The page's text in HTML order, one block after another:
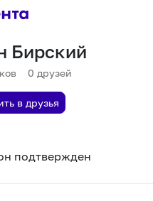
Бирский
0 друзей
в друзья
подтвержден